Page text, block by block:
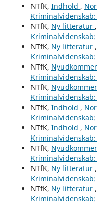
NTfK, Indhold ,
NTfK, Ny litteratur ,
NTfK, Ny litteratur ,
NTfK,
NTfK,
NTfK, Indhold ,
NTfK, Indhold ,
NTfK,
NTfK, Ny litteratur ,
NTfK, Ny litteratur ,